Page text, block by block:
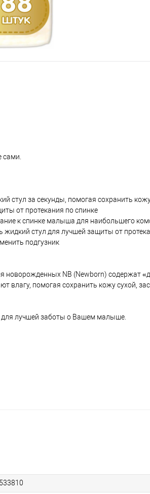
сами.
стул за секунды, помогая сохранить
от протекания по спинке
к спинке малыша для наибольшего
стул для лучшей защиты от
подгузник
новорожденных NB (Newborn)
влагу, помогая сохранить кожу сухой,
лучшей заботы о Вашем малыше.
533810